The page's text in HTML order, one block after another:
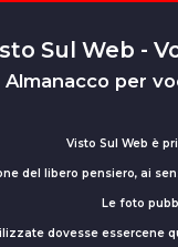
Sul Web -
Almanacco per
Visto Sul Web è
del libero pensiero, ai
Le foto
dovesse essercene